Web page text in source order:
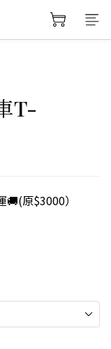
T-
原$3000）